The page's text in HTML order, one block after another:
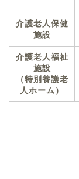
介護老人保健
施設
介護老人福祉
施設
（特別養護老
人ホーム）